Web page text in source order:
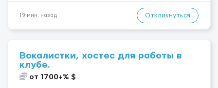
19 мин. назад Откликнуться
Вокалистки, хостес для работы в
клубе.
от 1700+% $